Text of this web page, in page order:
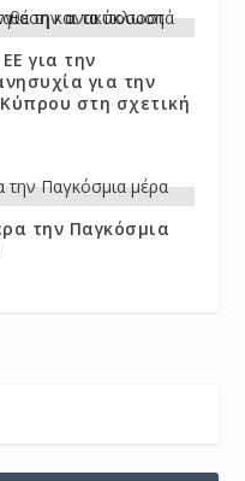
για την
για την
στη σχετική
την Παγκόσμια